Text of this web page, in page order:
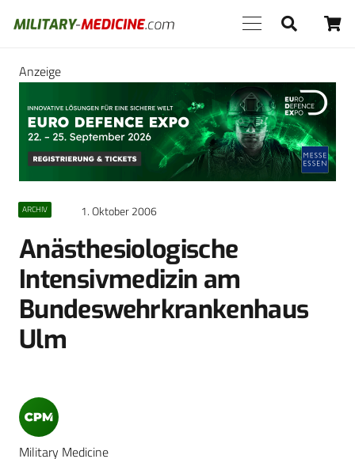
Anzeige
ARCHIV 1. Oktober 2006
Anästhesiologische
Intensivmedizin am
Bundeswehrkrankenhaus
Ulm
Military Medicine